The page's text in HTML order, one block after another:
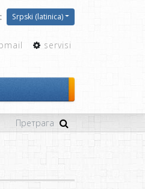
Srpski (latinica)
servisi